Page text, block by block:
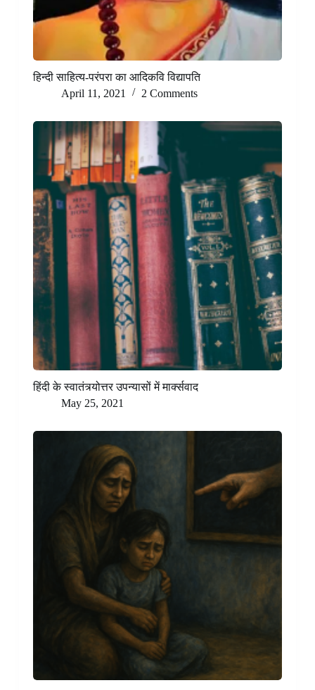
हिन्दी साहित्य-परंपरा का आदिकवि विद्यापति
April 11, 2021
2 Comments
हिंदी के स्वातंत्र्योत्तर उपन्यासों में मार्क्सवाद
May 25, 2021